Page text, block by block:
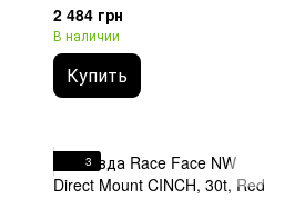
2 484 грн
В наличии
Купить
3